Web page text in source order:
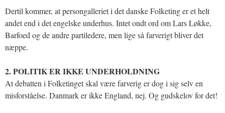
Dertil kommer, at persongalleriet i det danske Folketing er et helt
andet end i det engelske underhus. Intet ondt ord om Lars Løkke,
Barfoed og de andre partiledere, men lige så farverigt bliver det
næppe.
2. POLITIK ER IKKE UNDERHOLDNING
At debatten i Folketinget skal være farverig er dog i sig selv en
misforståelse. Danmark er ikke England, nej. Og gudskelov for det!